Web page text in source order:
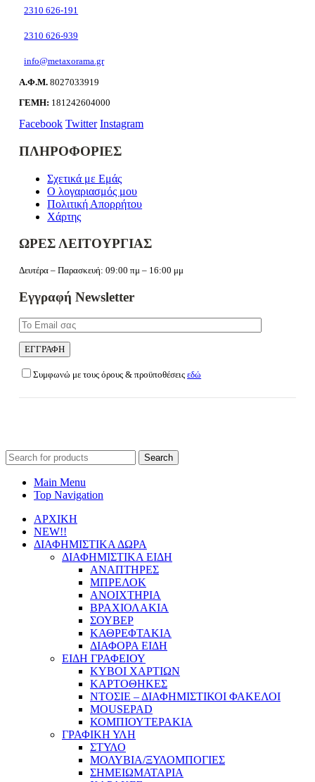
2310 626-191
2310 626-939
info@metaxorama.gr
Α.Φ.Μ. 8027033919
ΓΕΜΗ: 181242604000
Facebook Twitter Instagram
ΠΛΗΡΟΦΟΡΙΕΣ
Σχετικά με Εμάς
Ο λογαριασμός μου
Πολιτική Απορρήτου
Χάρτης
ΩΡΕΣ ΛΕΙΤΟΥΡΓΙΑΣ
Δευτέρα – Παρασκευή: 09:00 πμ – 16:00 μμ
Εγγραφή Newsletter
Συμφωνώ με τους όρους & προϋποθέσειςεδώ
Search
for:
Main Menu
Top Navigation
ΑΡΧΙΚΗ
NEW!!
ΔΙΑΦΗΜΙΣΤΙΚΑ ΔΩΡΑ
ΔΙΑΦΗΜΙΣΤΙΚΑ ΕΙΔΗ
ΑΝΑΠΤΗΡΕΣ
ΜΠΡΕΛΟΚ
ΑΝΟΙΧΤΗΡΙΑ
ΒΡΑΧΙΟΛΑΚΙΑ
ΣΟΥΒΕΡ
ΚΑΘΡΕΦΤΑΚΙΑ
ΔΙΑΦΟΡΑ ΕΙΔΗ
ΕΙΔΗ ΓΡΑΦΕΙΟΥ
ΚΥΒΟΙ ΧΑΡΤΙΩΝ
ΚΑΡΤΟΘΗΚΕΣ
ΝΤΟΣΙΕ – ΔΙΑΦΗΜΙΣΤΙΚΟΙ ΦΑΚΕΛΟΙ
MOUSEPAD
ΚΟΜΠΙΟΥΤΕΡΑΚΙΑ
ΓΡΑΦΙΚΗ ΥΛΗ
ΣΤΥΛΟ
ΜΟΛΥΒΙΑ/ΞΥΛΟΜΠΟΓΙΕΣ
ΣΗΜΕΙΩΜΑΤΑΡΙΑ